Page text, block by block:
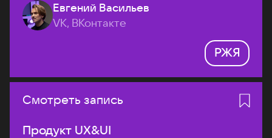
Евгений Васильев
VK, ВКонтакте
РЖЯ
Смотреть запись
Продукт UX&UI